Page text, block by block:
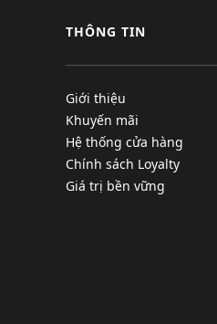
THÔNG TIN
Giới thiệu
Khuyến mãi
Hệ thống cửa hàng
Chính sách Loyalty
Giá trị bền vững